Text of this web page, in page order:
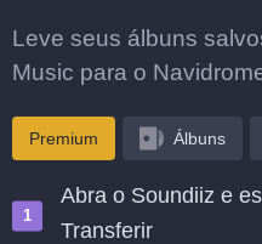
Leve seus álbuns
Music para o
Premium Álbuns
Abra o Soundiiz e
Transferir